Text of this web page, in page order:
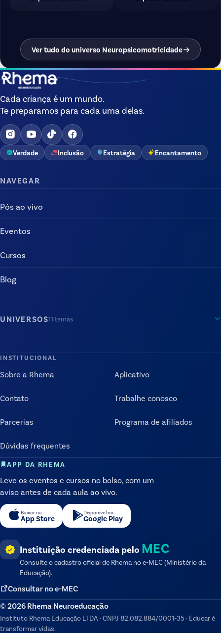
Ver tudo do universo Neuropsicomotricidade
Cada criança é um mundo.
Te preparamos para cada uma delas.
Verdade Inclusão Estratégia Encantamento
NAVEGAR
Pós ao vivo
Eventos
Cursos
Blog
UNIVERSOS11 temas
INSTITUCIONAL
Sobre a Rhema Aplicativo
Contato Trabalhe conosco
Parcerias Programa de afiliados
Dúvidas frequentes
APP DA RHEMA
Leve os eventos e cursos no bolso, com um
aviso antes de cada aula ao vivo.
Baixar na
App Store
Disponível no
Google Play
Instituição credenciada pelo MEC
Consulte o cadastro oficial de Rhema no e-MEC (Ministério da
Educação).
Consultar no e-MEC
©2026 Rhema Neuroeducação
Instituto Rhema Educação LTDA ·CNPJ 82.082.884/0001-35 · Educar é
transformar vidas.